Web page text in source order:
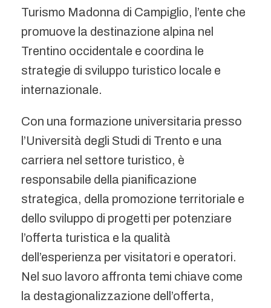
Turismo Madonna di Campiglio, l’ente che
promuove la destinazione alpina nel
Trentino occidentale e coordina le
strategie di sviluppo turistico locale e
internazionale.
Con una formazione universitaria presso
l’Università degli Studi di Trento e una
carriera nel settore turistico, è
responsabile della pianificazione
strategica, della promozione territoriale e
dello sviluppo di progetti per potenziare
l’offerta turistica e la qualità
dell’esperienza per visitatori e operatori.
Nel suo lavoro affronta temi chiave come
la destagionalizzazione dell’offerta,